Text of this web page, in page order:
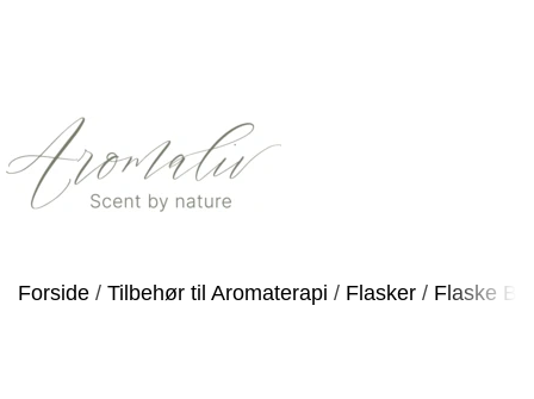
Forside Tilbehør til Aromaterapi Flasker Flaske